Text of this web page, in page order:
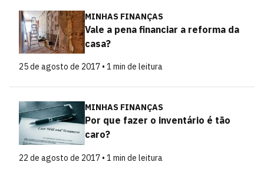
MINHAS FINANÇAS
Vale a pena financiar a reforma da
casa?
25 de agosto de 2017 • 1 min de leitura
MINHAS FINANÇAS
Por que fazer o inventário é tão
caro?
22 de agosto de 2017 • 1 min de leitura